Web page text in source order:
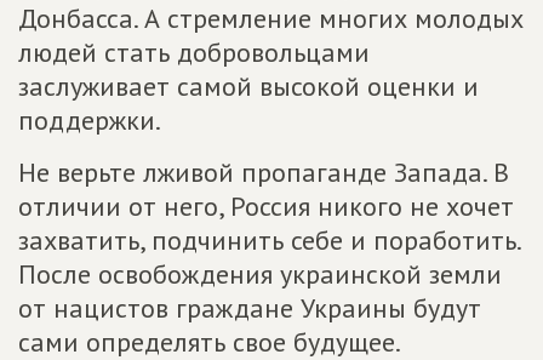
Донбасса. А стремление многих молодых
людей стать добровольцами
заслуживает самой высокой оценки и
поддержки.
Не верьте лживой пропаганде Запада. В
отличии от него, Россия никого не хочет
захватить, подчинить себе и поработить.
После освобождения украинской земли
от нацистов граждане Украины будут
сами определять свое будущее.